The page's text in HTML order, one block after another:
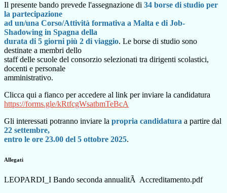
Il presente bando prevede l'assegnazione di 34 borse di studio per
la partecipazione
ad un/una Corso/Attività formativa a Malta e di Job-
Shadowing in Spagna della
durata di 5 giorni più 2 di viaggio. Le borse di studio sono
destinate a membri dello
staff delle scuole del consorzio selezionati tra dirigenti scolastici,
docenti e personale
amministrativo.
Clicca qui a fianco per accedere al link per inviare la candidatura
https://forms.gle/kRtfcgWsatbmTeBcA
Gli interessati potranno inviare la propria candidatura a partire dal
22 settembre,
entro le ore 23.00 del 5 ottobre 2025.
Allegati
LEOPARDI_I Bando seconda annualitÃ Accreditamento.pdf